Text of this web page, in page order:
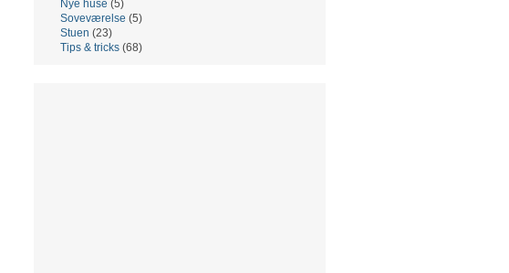
Nye huse (5)
Soveværelse (5)
Stuen (23)
Tips & tricks(68)